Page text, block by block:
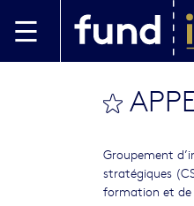
bookmark this
Groupement
stratégiques
formation et de